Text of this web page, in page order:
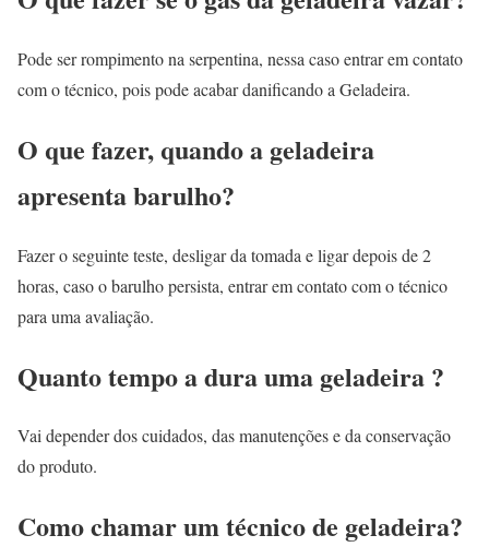
Pode ser rompimento na serpentina, nessa caso entrar em contato
com o técnico, pois pode acabar danificando a Geladeira.
O que fazer, quando a geladeira
apresenta barulho?
Fazer o seguinte teste, desligar da tomada e ligar depois de 2
horas, caso o barulho persista, entrar em contato com o técnico
para uma avaliação.
Quanto tempo a dura uma geladeira ?
Vai depender dos cuidados, das manutenções e da conservação
do produto.
Como chamar um técnico de geladeira?